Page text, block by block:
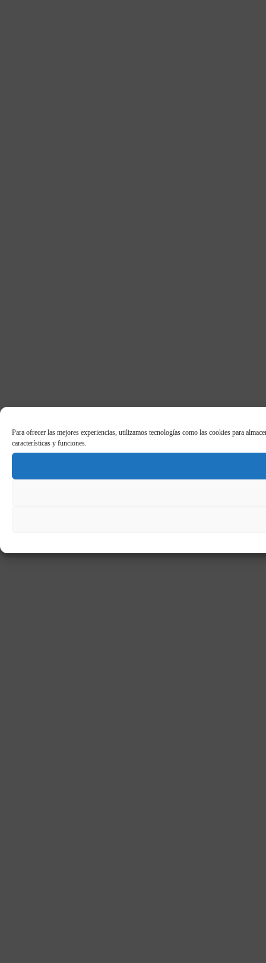
Para ofrecer las mejores experiencias, utilizamos tecnologías como las cookies para
características y funciones.